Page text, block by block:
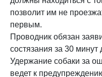
позволит им не
первым.
Проводник обязан
состязания за 30 минут
Удержание собаки за
ведет к